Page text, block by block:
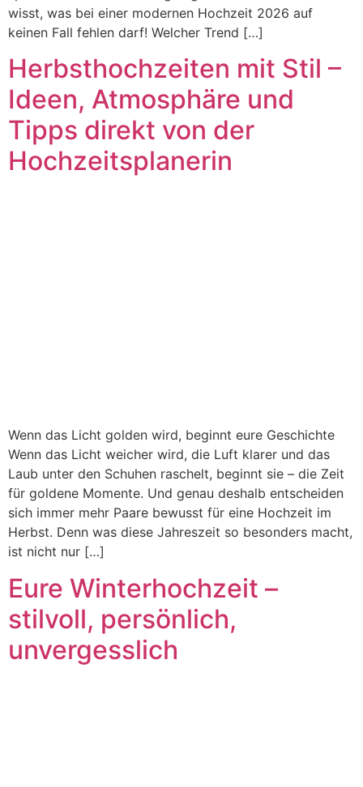
wisst, was bei einer modernen Hochzeit 2026 auf
keinen Fall fehlen darf! Welcher Trend […]
Herbsthochzeiten mit Stil –
Ideen, Atmosphäre und
Tipps direkt von der
Hochzeitsplanerin
Wenn das Licht golden wird, beginnt eure Geschichte
Wenn das Licht weicher wird, die Luft klarer und das
Laub unter den Schuhen raschelt, beginnt sie – die Zeit
für goldene Momente. Und genau deshalb entscheiden
sich immer mehr Paare bewusst für eine Hochzeit im
Herbst. Denn was diese Jahreszeit so besonders macht,
ist nicht nur […]
Eure Winterhochzeit –
stilvoll, persönlich,
unvergesslich